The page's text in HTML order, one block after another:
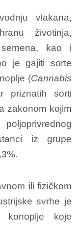
vlakana,
životinja,
semena, kao i
je gajiti sorte
(Cannabis
priznatih sorti
zakonom kojim
iz grupe
ili fizičkom
svrhe je
koje